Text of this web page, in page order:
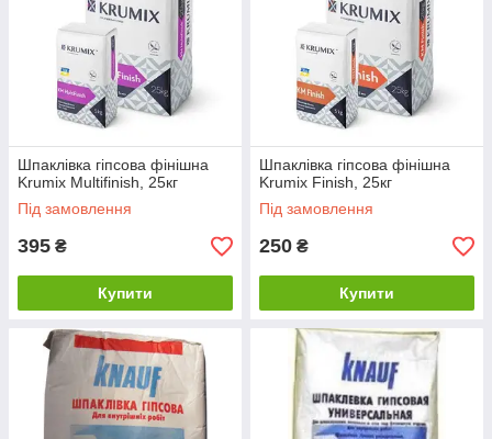
Шпаклівка гіпсова фінішна
Krumix Multifinish, 25кг
Під замовлення
395 ₴
Купити
Шпаклівка гіпсова фінішна
Krumix Finish, 25кг
Під замовлення
250 ₴
Купити